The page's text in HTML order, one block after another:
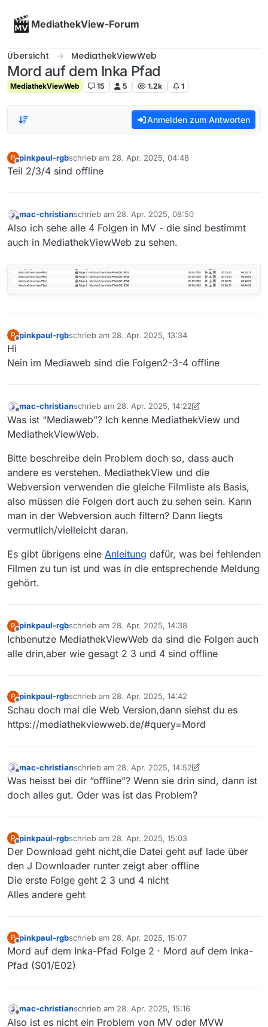
MediathekView-Forum
Übersicht MediathekViewWeb
Mord auf dem Inka Pfad
MediathekViewWeb 15 5 1.2k 1
Anmelden zum Antworten
P
Offline
pinkpaul-rgbschrieb am 28. Apr. 2025, 04:48
zuletzt editiert von
Teil 2/3/4 sind offline
Offline
mac-christianschrieb am 28. Apr. 2025, 08:50
zuletzt editiert von
Also ich sehe alle 4 Folgen in MV - die sind bestimmt
auch in MediathekViewWeb zu sehen.
P pinkpaul-rgbschrieb am 28. Apr. 2025, 13:34
zuletzt editiert von
Hi
Nein im Mediaweb sind die Folgen2-3-4 offline
Offline
mac-christianschrieb am 28. Apr. 2025, 14:22
zuletzt editiert von mac-christian
Was ist “Mediaweb”? Ich kenne MediathekView und
MediathekViewWeb.
Bitte beschreibe dein Problem doch so, dass auch
andere es verstehen. MediathekView und die
Webversion verwenden die gleiche Filmliste als Basis,
also müssen die Folgen dort auch zu sehen sein. Kann
man in der Webversion auch filtern? Dann liegts
vermutlich/vielleicht daran.
Es gibt übrigens eine Anleitung dafür, was bei fehlenden
Filmen zu tun ist und was in die entsprechende Meldung
gehört.
P
Offline
pinkpaul-rgbschrieb am 28. Apr. 2025, 14:38
zuletzt editiert von
Ichbenutze MediathekViewWeb da sind die Folgen auch
alle drin,aber wie gesagt 2 3 und 4 sind offline
P
Offline
pinkpaul-rgbschrieb am 28. Apr. 2025, 14:42
zuletzt editiert von
Schau doch mal die Web Version,dann siehst du es
https://mediathekviewweb.de/#query=Mord
Offline
mac-christianschrieb am 28. Apr. 2025, 14:52
zuletzt editiert von mac-christian
Was heisst bei dir “offline”? Wenn sie drin sind, dann ist
doch alles gut. Oder was ist das Problem?
P
Offline
pinkpaul-rgbschrieb am 28. Apr. 2025, 15:03
zuletzt editiert von
Der Download geht nicht,die Datei geht auf lade über
den J Downloader runter zeigt aber offline
Die erste Folge geht 2 3 und 4 nicht
Alles andere geht
P
Offline
pinkpaul-rgbschrieb am 28. Apr. 2025, 15:07
zuletzt editiert von
Mord auf dem Inka-Pfad Folge 2 · Mord auf dem Inka-
Pfad (S01/E02)
Offline
mac-christianschrieb am 28. Apr. 2025, 15:16
zuletzt editiert von
Also ist es nicht ein Problem von MV oder MVW